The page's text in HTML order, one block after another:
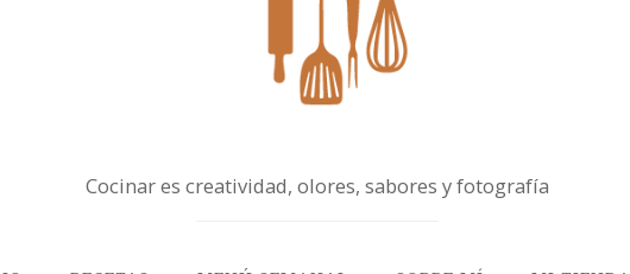
Cocinar es creatividad, olores, sabores y fotografía